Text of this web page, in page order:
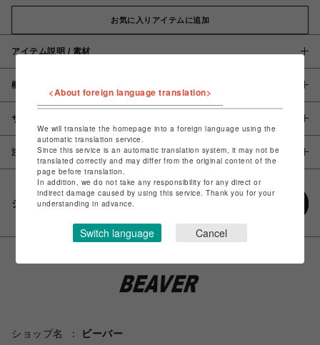
お気に入りアイテムに追加
アイテム説明 / 素材
概要
サイズ
注意事項
シェアする
ショップ名
ビーバー
<About foreign language translation>
We will translate the homepage into a foreign language using the
automatic translation service.
Since this service is an automatic translation system, it may not be
translated correctly and may differ from the original content of the
page before translation.
In addition, we do not take any responsibility for any direct or
indirect damage caused by using this service. Thank you for your
understanding in advance.
Switch language Cancel